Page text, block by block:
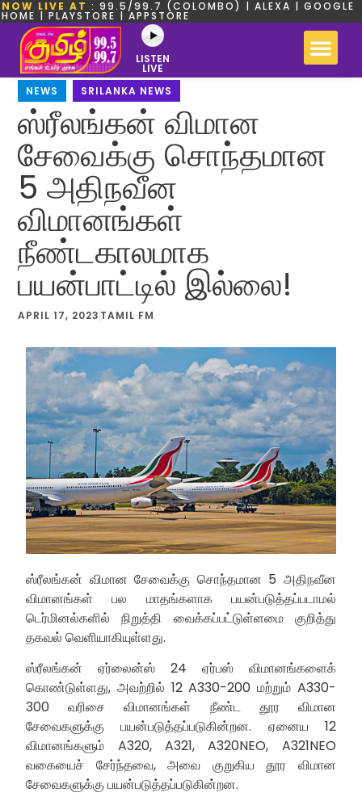
NOW LIVE AT : 99.5/99.7 (COLOMBO) | ALEXA | GOOGLE
HOME | PLAYSTORE | APPSTORE
LISTEN
LIVE
NEWS
SRILANKA NEWS
ஸ்ரீலங்கன் விமான
சேவைக்கு சொந்தமான
5 அதிநவீன
விமானங்கள்
நீண்டகாலமாக
பயன்பாட்டில் இல்லை!
APRIL 17, 2023 TAMIL FM
ஸ்ரீலங்கன் விமான சேவைக்கு சொந்தமான 5 அதிநவீன
விமானங்கள் பல மாதங்களாக பயன்படுத்தப்படாமல்
டெர்மினல்களில் நிறுத்தி வைக்கப்பட்டுள்ளமை குறித்து
தகவல் வெளியாகியுள்ளது.
ஸ்ரீலங்கன் ஏர்லைன்ஸ் 24 ஏர்பஸ் விமானங்களைக்
கொண்டுள்ளது, அவற்றில் 12 A330-200 மற்றும் A330-
300 வரிசை விமானங்கள் நீண்ட தூர விமான
சேவைகளுக்கு பயன்படுத்தப்படுகின்றன. ஏனைய 12
விமானங்களும் A320, A321, A320NEO, A321NEO
வகையைச் சேர்ந்தவை, அவை குறுகிய தூர விமான
சேவைகளுக்கு பயன்படுத்தப்படுகின்றன.